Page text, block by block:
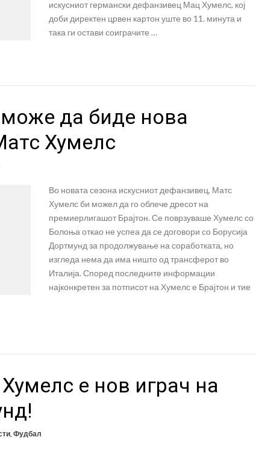
искусниот германски дефанзивец Мац Хумелс, кој
доби директен црвен картон уште во 11. минута и
така ги остави соиграчите …
да биде нова
Хумелс
Во новата сезона искусниот дефанзивец, Матс
Хумелс би можел да го облече дресот на
премиерлигашот Брајтон. Се поврзуваше Хумелс со
Болоња откао не успеа да се договори со Борусија
Дортмунд за продолжување на соработката, но
изгледа нема да има ништо од трансферот во
Италија. Според последните информации
најконкретен за потписот на Хумелс е Брајтон и тие
е нов играч на
, Фудбал